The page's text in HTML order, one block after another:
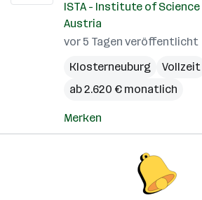
ISTA - Institute of
Austria
vor 5 Tagen veröffentlicht
Klosterneuburg
Vollzeit
ab 2.620 € monatlich
Merken